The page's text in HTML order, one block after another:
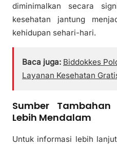
diminimalkan secara
kesehatan jantung
kehidupan sehari-hari.
Baca juga: Biddokkes
Layanan Kesehatan
Sumber
Lebih Mendalam
Untuk informasi lebih